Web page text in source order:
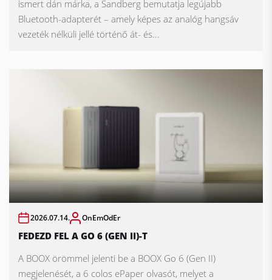
ismert dán márka, a Sandberg bemutatja legújabb
Bluetooth-adapterét – amely képes az analóg hangsáv
vezeték nélküli jellé történő át- és...
2026.07.14. OnEmOdEr
FEDEZD FEL A GO 6 (GEN II)-T
A BOOX örömmel jelenti be a BOOX Go 6 (Gen II)
megjelenését, a 6 colos ePaper olvasót, melyet a